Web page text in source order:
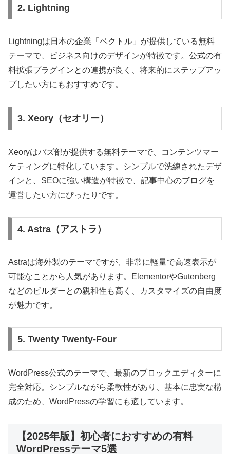
2. Lightning
Lightningは日本の企業「ベクトル」が提供している無料
テーマで、ビジネス向けのデザインが特徴です。公式の有
料拡張プラグインとの連携が良く、将来的にステップアッ
プしたい方にもおすすめです。
3. Xeory（セオリー）
Xeoryはバズ部が提供する無料テーマで、コンテンツマー
ケティングに特化しています。シンプルで洗練されたデザ
インと、SEOに強い構造が特徴で、記事中心のブログを
運営したい方にぴったりです。
4. Astra（アストラ）
Astraは海外製のテーマですが、非常に軽量で高速表示が
可能なことから人気があります。ElementorやGutenberg
などのビルダーとの親和性も高く、カスタマイズの自由度
が魅力です。
5. Twenty Twenty-Four
WordPress公式のテーマで、最新のブロックエディターに
完全対応。シンプルながら柔軟性があり、基本に忠実な構
成のため、WordPressの学習にも適しています。
【2025年版】初心者におすすめの有料
WordPressテーマ5選